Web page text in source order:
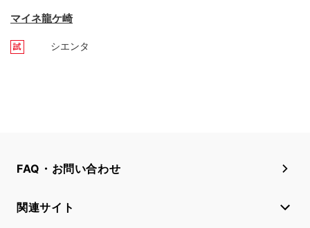
マイネ龍ケ崎
シエンタ
FAQ・お問い合わせ
関連サイト